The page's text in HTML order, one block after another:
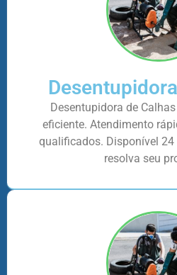
Desentupidora de
eficiente. Atendimento
qualificados. Disponível 24
resolva seu